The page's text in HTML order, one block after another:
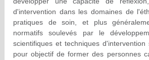
d'intervention dans les domaines de
pratiques de soin, et plus
normatifs soulevés par le
scientifiques et techniques
pour objectif de former des personnes